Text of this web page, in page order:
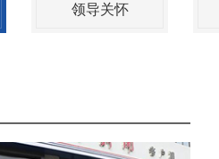
领导关怀